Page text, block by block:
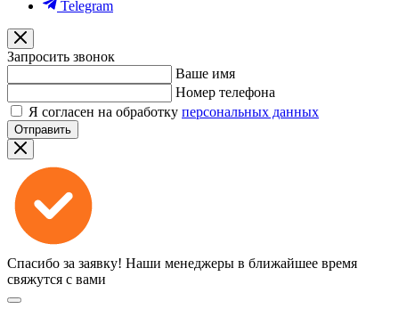
Telegram
Запросить звонок
Ваше имя
Номер телефона
Я согласен на обработку персональных данных
Отправить
Спасибо за заявку! Наши менеджеры в ближайшее время
свяжутся с вами